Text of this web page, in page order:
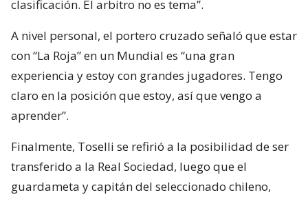
clasificación. El arbitro no es tema”.
A nivel personal, el portero cruzado señaló que estar
con “La Roja” en un Mundial es “una gran
experiencia y estoy con grandes jugadores. Tengo
claro en la posición que estoy, así que vengo a
aprender”.
Finalmente, Toselli se refirió a la posibilidad de ser
transferido a la Real Sociedad, luego que el
guardameta y capitán del seleccionado chileno,